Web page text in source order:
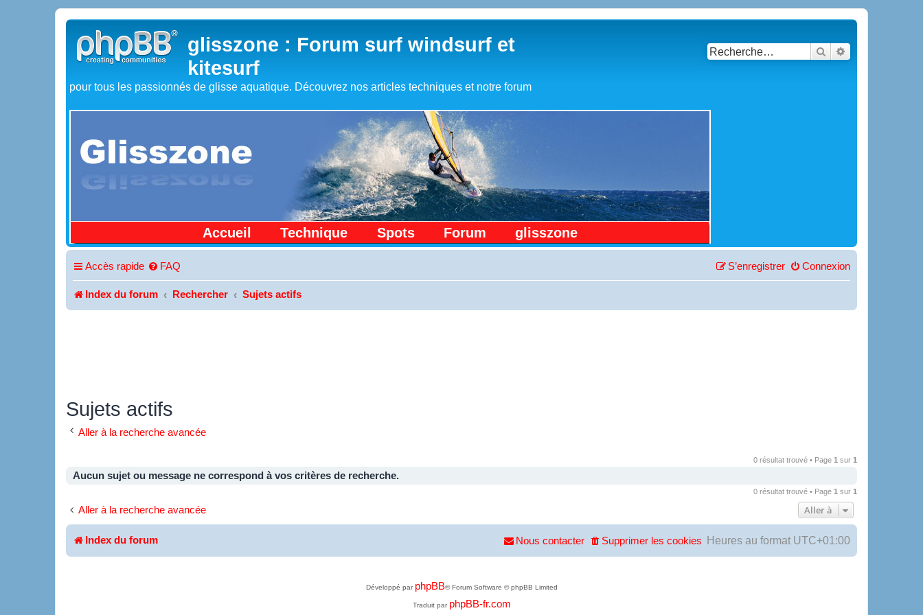
glisszone : Forum surf windsurf et
kitesurf
pour tous les passionnés de glisse aquatique. Découvrez nos articles techniques et notre forum
Accueil Technique Spots Forum glisszone
Rechercher
Accès rapide FAQ Connexion
S’enregistrer
Index du forum Rechercher Sujets actifs
Sujets actifs
Aller à la recherche avancée
0 résultat trouvé • Page 1 sur 1
Aucun sujet ou message ne correspond à vos critères de recherche.
0 résultat trouvé • Page 1 sur 1
Aller à la recherche avancée Aller à
Index du forum Heures au format UTC+01:00
Supprimer les cookies
Nous contacter
Développé par phpBB® Forum Software © phpBB Limited
Traduit par phpBB-fr.com